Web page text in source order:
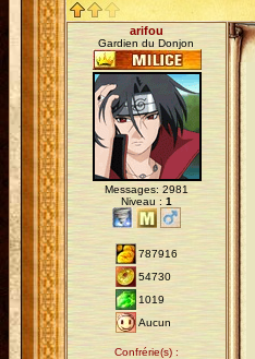
arifou
Gardien du Donjon
Messages: 2981
Niveau : 1
787916
54730
1019
Aucun
Confrérie(s) :